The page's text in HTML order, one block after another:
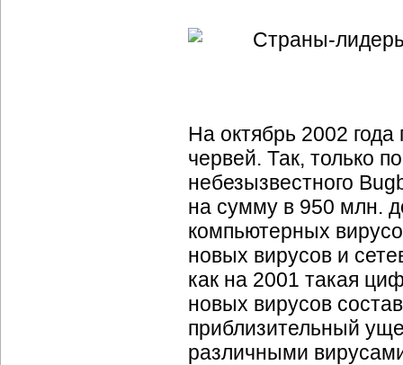
На октябрь 2002
червей. Так, только
небезызвестного
на сумму в 950 млн.
компьютерных
новых вирусов и
как на 2001 такая
новых вирусов
приблизительный
различными